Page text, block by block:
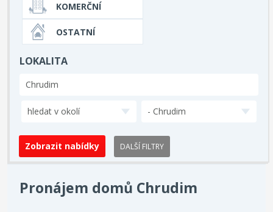
KOMERČNÍ
OSTATNÍ
LOKALITA
hledat v okolí - Chrudim
DALŠÍ FILTRY
Pronájem domů Chrudim